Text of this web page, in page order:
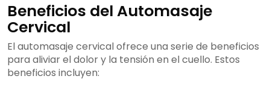
Beneficios del Automasaje
Cervical
El automasaje cervical ofrece una serie de beneficios
para aliviar el dolor y la tensión en el cuello. Estos
beneficios incluyen: